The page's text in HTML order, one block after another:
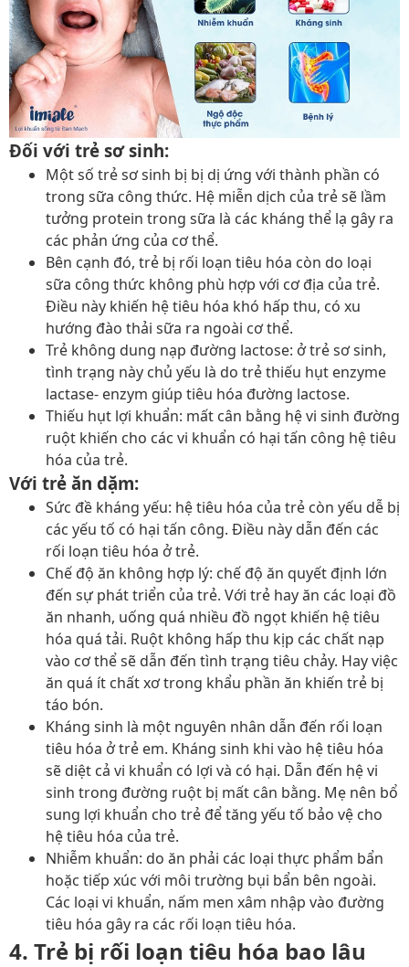
Đối với trẻ sơ sinh:
Một số trẻ sơ sinh bị bị dị ứng với thành phần có
trong sữa công thức. Hệ miễn dịch của trẻ sẽ lầm
tưởng protein trong sữa là các kháng thể lạ gây ra
các phản ứng của cơ thể.
Bên cạnh đó, trẻ bị rối loạn tiêu hóa còn do loại
sữa công thức không phù hợp với cơ địa của trẻ.
Điều này khiến hệ tiêu hóa khó hấp thu, có xu
hướng đào thải sữa ra ngoài cơ thể.
Trẻ không dung nạp đường lactose: ở trẻ sơ sinh,
tình trạng này chủ yếu là do trẻ thiếu hụt enzyme
lactase- enzym giúp tiêu hóa đường lactose.
Thiếu hụt lợi khuẩn: mất cân bằng hệ vi sinh đường
ruột khiến cho các vi khuẩn có hại tấn công hệ tiêu
hóa của trẻ.
Với trẻ ăn dặm:
Sức đề kháng yếu: hệ tiêu hóa của trẻ còn yếu dễ bị
các yếu tố có hại tấn công. Điều này dẫn đến các
rối loạn tiêu hóa ở trẻ.
Chế độ ăn không hợp lý: chế độ ăn quyết định lớn
đến sự phát triển của trẻ. Với trẻ hay ăn các loại đồ
ăn nhanh, uống quá nhiều đồ ngọt khiến hệ tiêu
hóa quá tải. Ruột không hấp thu kịp các chất nạp
vào cơ thể sẽ dẫn đến tình trạng tiêu chảy. Hay việc
ăn quá ít chất xơ trong khẩu phần ăn khiến trẻ bị
táo bón.
Kháng sinh là một nguyên nhân dẫn đến rối loạn
tiêu hóa ở trẻ em. Kháng sinh khi vào hệ tiêu hóa
sẽ diệt cả vi khuẩn có lợi và có hại. Dẫn đến hệ vi
sinh trong đường ruột bị mất cân bằng. Mẹ nên bổ
sung lợi khuẩn cho trẻ để tăng yếu tố bảo vệ cho
hệ tiêu hóa của trẻ.
Nhiễm khuẩn: do ăn phải các loại thực phẩm bẩn
hoặc tiếp xúc với môi trường bụi bẩn bên ngoài.
Các loại vi khuẩn, nấm men xâm nhập vào đường
tiêu hóa gây ra các rối loạn tiêu hóa.
4. Trẻ bị rối loạn tiêu hóa bao lâu